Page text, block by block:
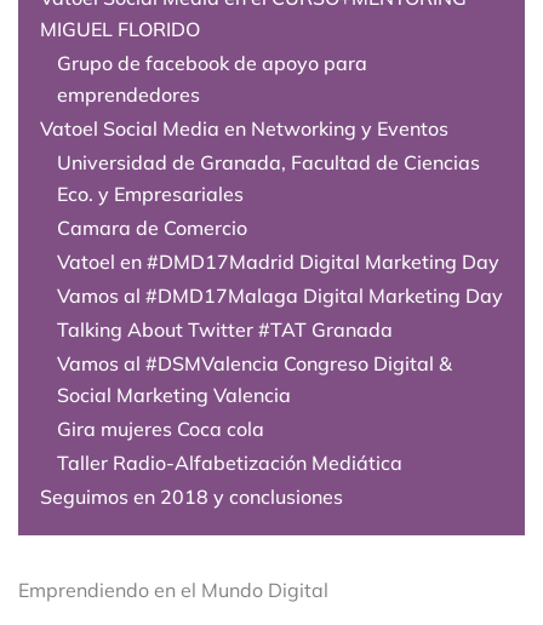
MIGUEL FLORIDO
Grupo de facebook de apoyo para
emprendedores
Vatoel Social Media en Networking y Eventos
Universidad de Granada, Facultad de Ciencias
Eco. y Empresariales
Camara de Comercio
Vatoel en #DMD17Madrid Digital Marketing Day
Vamos al #DMD17Malaga Digital Marketing Day
Talking About Twitter #TAT Granada
Vamos al #DSMValencia Congreso Digital &
Social Marketing Valencia
Gira mujeres Coca cola
Taller Radio-Alfabetización Mediática
Seguimos en 2018 y conclusiones
Emprendiendo en el Mundo Digital